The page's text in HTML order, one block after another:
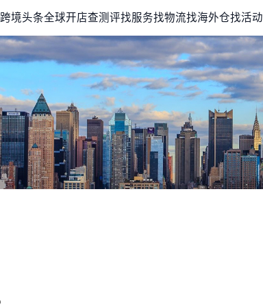
跨境头条全球开店查测评找服务找物流找海外仓找活动